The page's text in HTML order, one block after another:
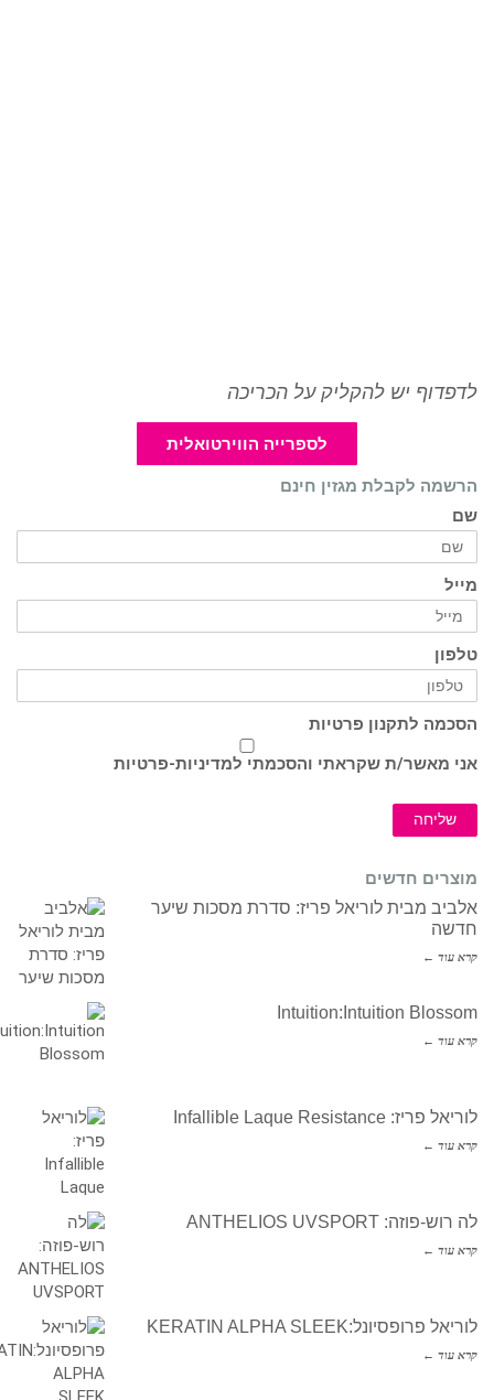
לדפדוף יש להקליק על הכריכה
לספרייה הווירטואלית
הרשמה לקבלת מגזין חינם
שם
מייל
טלפון
הסכמה לתקנון פרטיות
אני מאשר/ת שקראתי והסכמתי למדיניות-פרטיות
שליחה
מוצרים חדשים
אלביב מבית לוריאל פריז: סדרת מסכות שיער
חדשה
קרא עוד ←
Intuition:Intuition Blossom
קרא עוד ←
לוריאל פריז: Infallible Laque Resistance
קרא עוד ←
לה רוש-פוזה: ANTHELIOS UVSPORT
קרא עוד ←
לוריאל פרופסיונל:KERATIN ALPHA SLEEK
קרא עוד ←